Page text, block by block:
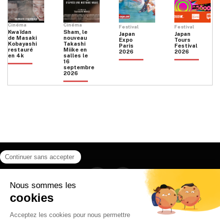
Cinéma
Kwaïdan
de Masaki
Kobayashi
restauré
en 4k
Cinéma
Sham, le
nouveau
Takashi
Miike en
salles le
16
septembre
2026
Festival
Japan
Expo
Paris
2026
Festival
Japan
Tours
Festival
2026
Instagram
CONTACT